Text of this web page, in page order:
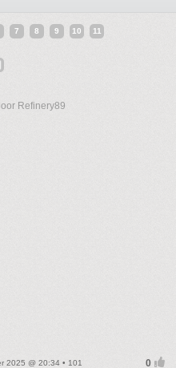
7 8 9 10 11
Refinery89
2025 @ 20:34 • 101